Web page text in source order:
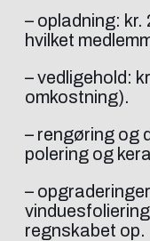
– opladning:
hvilket
– vedligehold:
omkostning).
– rengøring og
polering og
–
regnskabet op.